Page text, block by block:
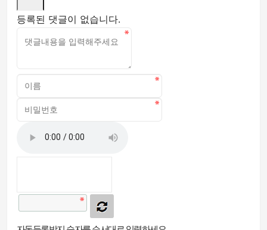
등록된 댓글이 없습니다.